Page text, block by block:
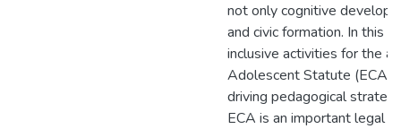
not only cognitive
and civic formation. In this
inclusive activities for the
Adolescent Statute (ECA)
driving pedagogical
ECA is an important legal